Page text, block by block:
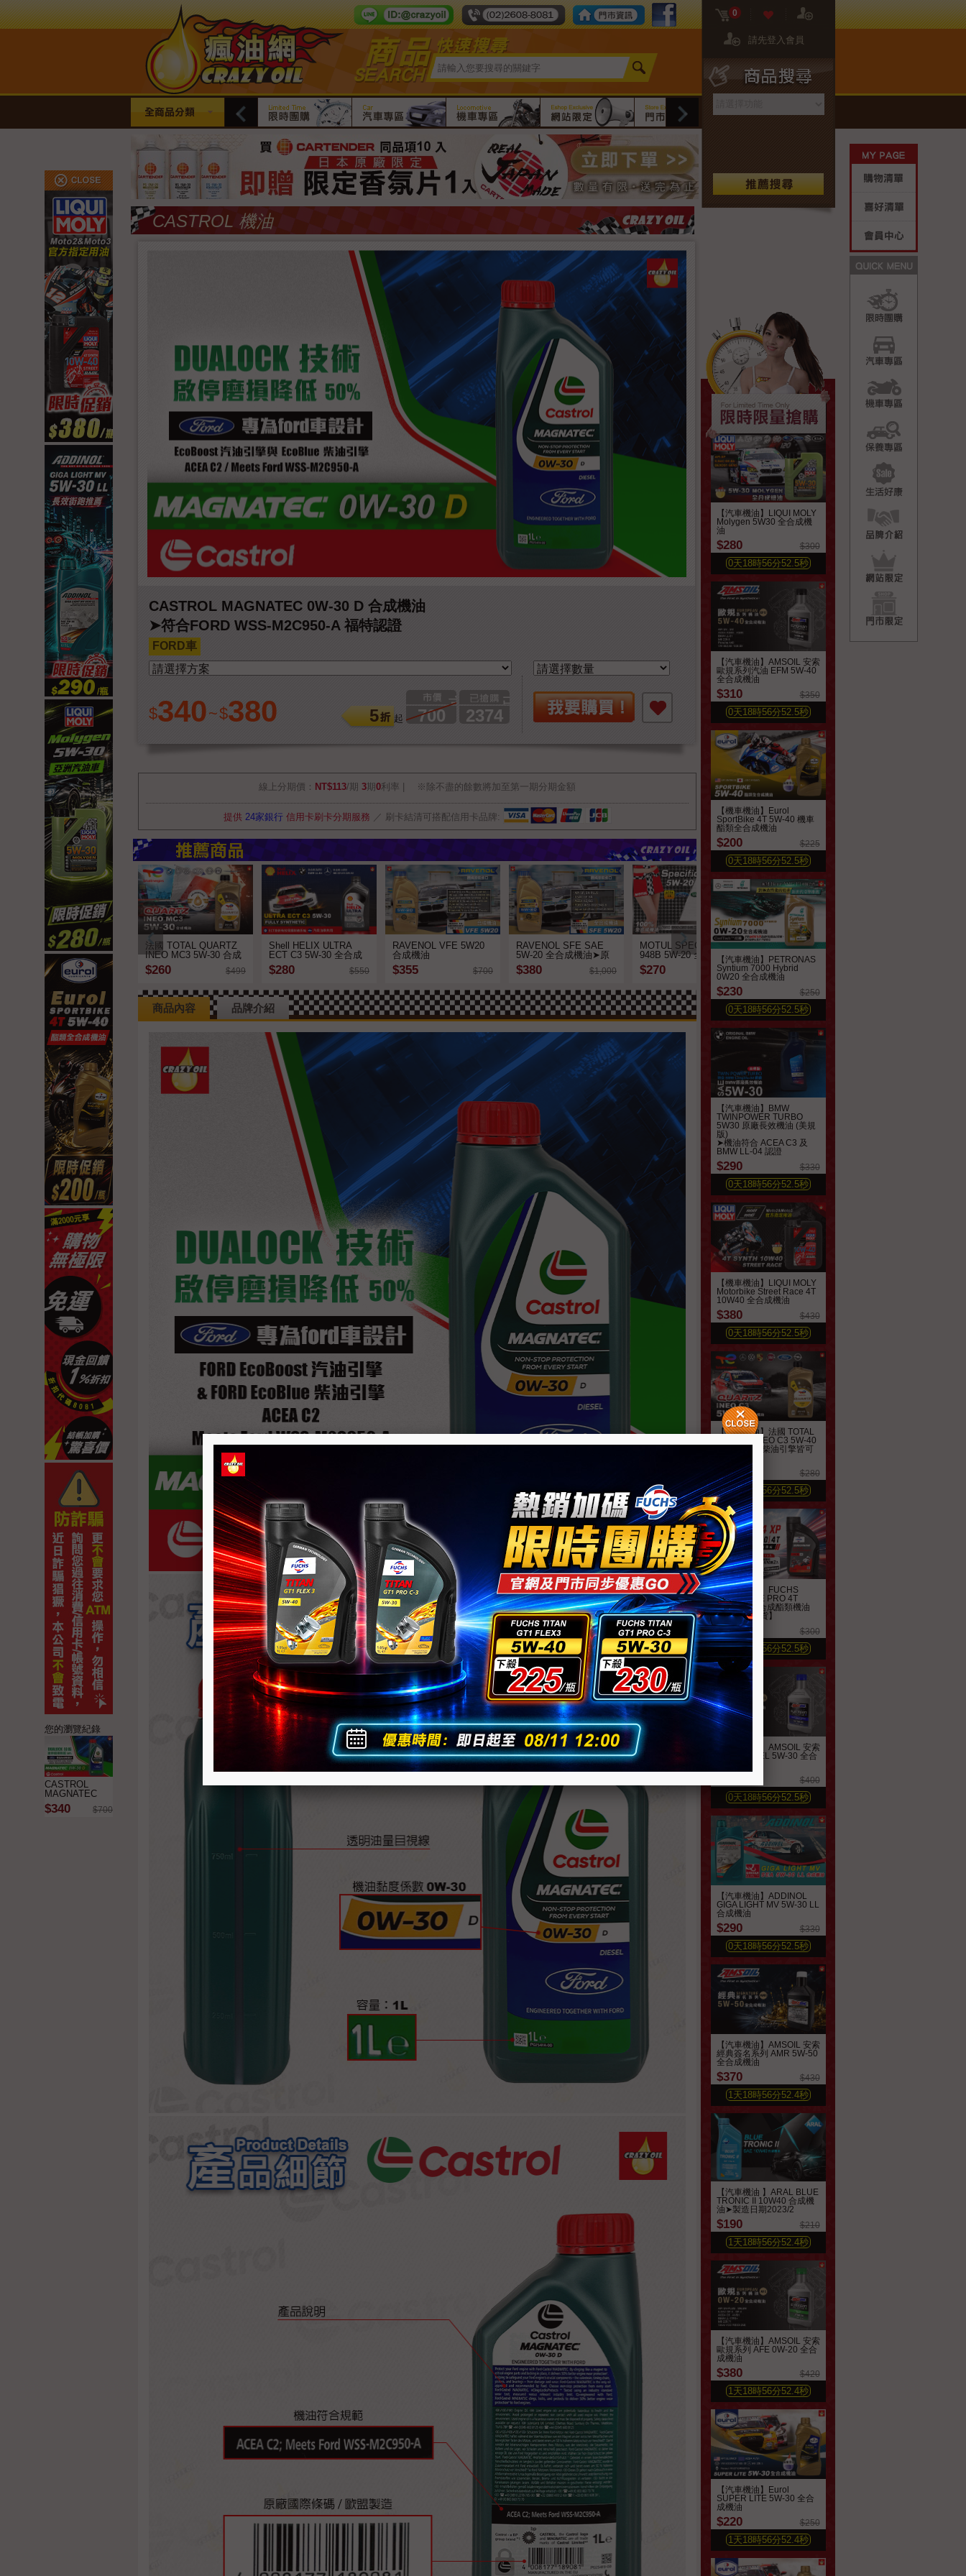
0
請先登入會員
Line ID：crazy-oil tel number：02-2608-8081
門市資訊FB粉絲團
全商品分類 限時團購 汽車專區 機車專區 網站限定
【汽車機油】LIQUI MOLY
Molygen 5W30 全合成機
油
$280 $300
0天18時56分50.7秒
【汽車機油】AMSOIL 安索
歐規系列汽油 EFM 5W-40
全合成機油
$310 $350
0天18時56分50.7秒
【機車機油】Eurol
SportBike 4T 5W-40 機車
酯類全合成機油
$200 $225
0天18時56分50.7秒
【汽車機油】PETRONAS
Syntium 7000 Hybrid
0W20 全合成機油
$230 $250
0天18時56分50.7秒
【汽車機油】BMW
TWINPOWER TURBO
5W30 原廠長效機油 (美規
版)
➤機油符合 ACEA C3 及
BMW LL-04 認證
$290 $330
0天18時56分50.7秒
【機車機油】LIQUI MOLY
Motorbike Street Race 4T
10W40 全合成機油
$380 $430
0天18時56分50.7秒
【汽車機油】法國 TOTAL
QUARTZ INEO C3 5W-40
合成機油 汽柴油引擎皆可
$240 $280
0天18時 56分50.6秒
【機車機油】FUCHS
SILKOLENE PRO 4T
10W-50 全合成酯類機油
【英製公司貨】
$250 $300
0天18時 56分50.6秒
【汽車機油】AMSOIL 安索
歐規系列 AEL 5W-30 全合
$400
0天18時56分50.6秒
【汽車機油】ADDINOL
GIGA LIGHT MV 5W-30 LL
合成機油
$290 $330
0天18時56分50.6秒
【汽車機油】AMSOIL 安索
經典簽名系列 AMR 5W-50
全合成機油
$370 $430
1 天18時56分50.6秒
【汽車機油 】ARAL BLUE
TRONIC II 10W40 合成機
油➤製造日期2023/2
$190 $210
1 天18時56分50.6秒
【汽車機油】AMSOIL 安索
歐規系列 AFE 0W-20 全合
成機油
$380 $420
1 天18時56分50.6秒
【汽車機油】Eurol
SUPER LITE 5W-30 全合
成機油
$220 $250
1 天18時56分50.6秒
您的瀏覽紀錄
CASTROL
MAGNATEC
0W-30 D 合成機
油
$340 $700
CASTROL 機油
CASTROL MAGNATEC 0W-30 D 合成機油
➤符合FORD WSS-M2C950-A 福特認證
FORD車
$340~$380 5 起
市價
700
已售出
2374
我要購買加到最愛
線上分期價： NT$113/期 3期0利率 ※除不盡的餘數將加至第一期分期金額
提供 24家銀行 信用卡刷卡分期服務 ／ 刷卡結清可搭配信用卡品牌:
法國 TOTAL QUARTZ
INEO MC3 5W-30 合成
機油
銷售冠軍 CP值最高 汽
$260 $499
Shell HELIX ULTRA
ECT C3 5W-30 全合成
機油
$280 $550
RAVENOL VFE 5W20
合成機油
$355 $700
RAVENOL SFE SAE
5W-20 全合成機油➤原
裝進口 符合FORD 948-
B認證
$380 $1,000
MOTUL SPECIFIC
948B 5W-20 全合成機油
$270 $490
Mobil 1 ESP 5W-30 全
合成機油 ➤毆盟原裝進
口非亞洲版
$270
商品內容 品牌介紹